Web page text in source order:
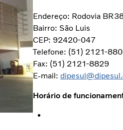
Endereço: Rodovia
Bairro: São Luis
CEP: 92420-047
Telefone: (51) 2121-
Fax: (51) 2121-8829
E-mail:
Horário de